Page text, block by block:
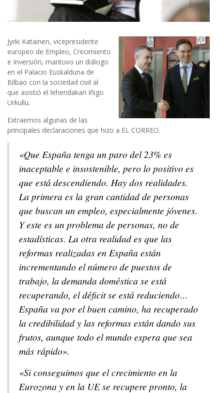
Jyrki Katainen, vicepresidente
europeo de Empleo, Crecimiento
e Inversión, mantuvo un diálogo
en el Palacio Euskalduna de
Bilbao con la sociedad civil al
que asistió el lehendakari Iñigo
Urkullu.
Extraemos algunas de las
principales declaraciones que hizo a EL CORREO.
«Que España tenga un paro del 23% es
inaceptable e insostenible, pero lo positivo es
que está descendiendo. Hay dos realidades.
La primera es la gran cantidad de personas
que buscan un empleo, especialmente jóvenes.
Y este es un problema de personas, no de
estadísticas. La otra realidad es que las
reformas realizadas en España están
incrementando el número de puestos de
trabajo, la demanda doméstica se está
recuperando, el déficit se está reduciendo…
España va por el buen camino, ha recuperado
la credibilidad y las reformas están dando sus
frutos, aunque todo el mundo espera que sea
más rápido».
«Si conseguimos que el crecimiento en la
Eurozona y en la UE se recupere pronto, la